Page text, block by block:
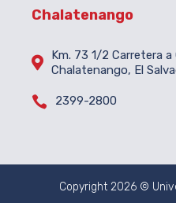
Chalatenango

Km. 73 1/2 Carretera
Chalatenango, El
 2399-2800
Copyright 2026 ©